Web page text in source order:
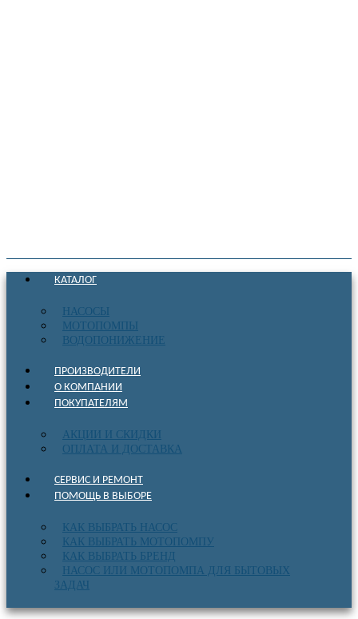
КАТАЛОГ
НАСОСЫ
МОТОПОМПЫ
ВОДОПОНИЖЕНИЕ
ПРОИЗВОДИТЕЛИ
О КОМПАНИИ
ПОКУПАТЕЛЯМ
АКЦИИ И СКИДКИ
ОПЛАТА И ДОСТАВКА
СЕРВИС И РЕМОНТ
ПОМОЩЬ В ВЫБОРЕ
КАК ВЫБРАТЬ НАСОС
КАК ВЫБРАТЬ МОТОПОМПУ
КАК ВЫБРАТЬ БРЕНД
НАСОС ИЛИ МОТОПОМПА ДЛЯ БЫТОВЫХ
ЗАДАЧ